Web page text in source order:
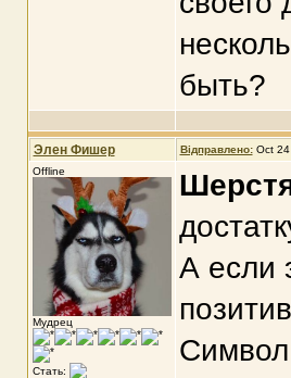
быть?
Элен Фишер Відправлено: Oct
Offline
Мудрец
Стать:
А если